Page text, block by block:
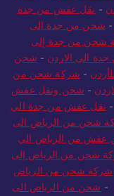
- نقل عفش من جدة
- شحن من جدة الى
شحن من جدة إلى
الى الاردن - شحن
- شركة شحن من
- شحن ونقل عفش
- نقل عفش من جدة الي
شحن من الرياض الى
عفش من الرياض الي
شحن من الرياض إلى
شركة شحن من الرياض
- شحن من الرياض الى